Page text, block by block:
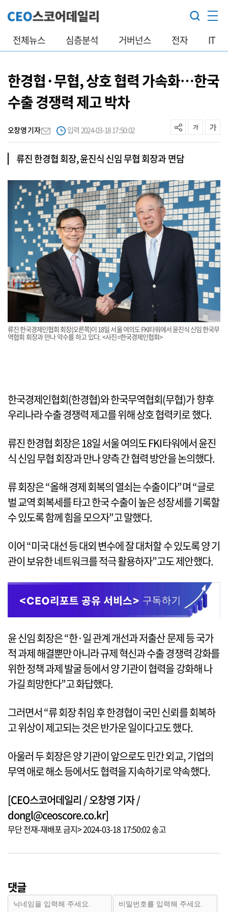
전체뉴스 심층분석 거버넌스 전자 IT
한경협·무협, 상호 협력 가속화…한국
수출 경쟁력 제고 박차
오창영 기자 입력 2024-03-18 17:50:02
류진 한경협 회장, 윤진식 신임 무협 회장과 면담
류진 한국경제인협회 회장(오른쪽)이 18일 서울 여의도 FKI타워에서 윤진식 신임 한국무
역협회 회장과 만나 악수를 하고 있다. <사진=한국경제인협회>
한국경제인협회(한경협)와 한국무역협회(무협)가 향후
우리나라 수출 경쟁력 제고를 위해 상호 협력키로 했다.
류진 한경협 회장은 18일 서울 여의도 FKI타워에서 윤진
식 신임 무협 회장과 만나 양측 간 협력 방안을 논의했다.
류 회장은 “올해 경제 회복의 열쇠는 수출이다”며 “글로
벌 교역 회복세를 타고 한국 수출이 높은 성장세를 기록할
수 있도록 함께 힘을 모으자”고 말했다.
이어 “미국 대선 등 대외 변수에 잘 대처할 수 있도록 양 기
관이 보유한 네트워크를 적극 활용하자”고도 제안했다.
윤 신임 회장은 “한·일 관계 개선과 저출산 문제 등 국가
적 과제 해결뿐만 아니라 규제 혁신과 수출 경쟁력 강화를
위한 정책 과제 발굴 등에서 양 기관이 협력을 강화해 나
가길 희망한다”고 화답했다.
그러면서 “류 회장 취임 후 한경협이 국민 신뢰를 회복하
고 위상이 제고되는 것은 반가운 일이다고도 했다.
아울러 두 회장은 양 기관이 앞으로도 민간 외교, 기업의
무역 애로 해소 등에서도 협력을 지속하기로 약속했다.
[CEO스코어데일리 / 오창영 기자 /
dongl@ceoscore.co.kr]
무단 전재-재배포 금지> 2024-03-18 17:50:02 송고
댓글